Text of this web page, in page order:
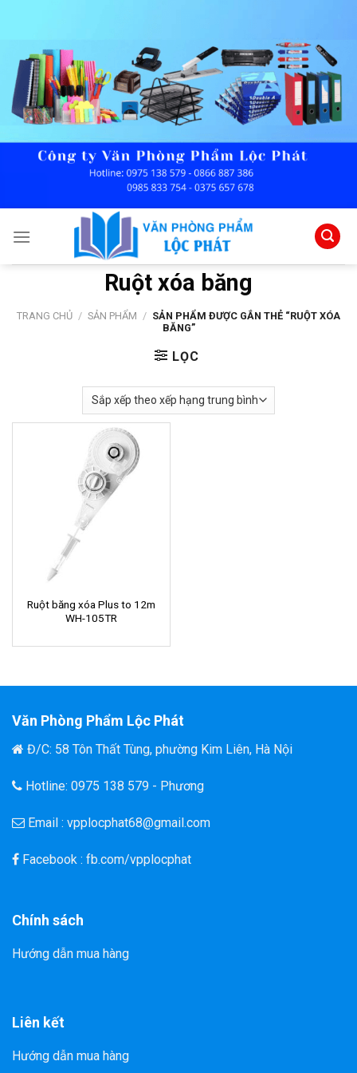
content
Ruột xóa băng
TRANG CHỦ / SẢN PHẨM / SẢN PHẨM ĐƯỢC GẮN THẺ “RUỘT XÓA
BĂNG”
LỌC
Ruột băng xóa Plus to 12m
WH-105TR
Văn Phòng Phẩm Lộc Phát
Đ/C: 58 Tôn Thất Tùng, phường Kim Liên, Hà Nội
Hotline: 0975 138 579 - Phương
Email : vpplocphat68@gmail.com
Facebook : fb.com/vpplocphat
Chính sách
Hướng dẫn mua hàng
Liên kết
Hướng dẫn mua hàng